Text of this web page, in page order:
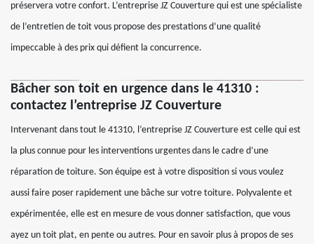
préservera votre confort. L’entreprise JZ Couverture qui est une spécialiste
de l’entretien de toit vous propose des prestations d’une qualité
impeccable à des prix qui défient la concurrence.
Bâcher son toit en urgence dans le 41310 :
contactez l’entreprise JZ Couverture
Intervenant dans tout le 41310, l’entreprise JZ Couverture est celle qui est
la plus connue pour les interventions urgentes dans le cadre d’une
réparation de toiture. Son équipe est à votre disposition si vous voulez
aussi faire poser rapidement une bâche sur votre toiture. Polyvalente et
expérimentée, elle est en mesure de vous donner satisfaction, que vous
ayez un toit plat, en pente ou autres. Pour en savoir plus à propos de ses